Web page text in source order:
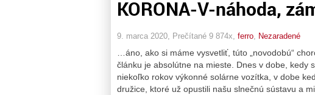
KORONA-V-náhoda,
9. marca 2020, Prečítané 9 874x, ferro, Nezaradené
…áno, ako si máme vysvetliť, túto „novodobú“
článku je absolútne na mieste. Dnes v dobe, kedy
niekoľko rokov výkonné solárne vozítka, v dobe
družice, ktoré už opustili našu slnečnú sústavu a